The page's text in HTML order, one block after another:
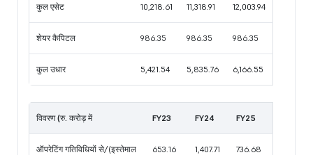
कुल एसेट 10,218.61 11,318.91 12,003.94
शेयर कैपिटल 986.35 986.35 986.35
कुल उधार 5,421.54 5,835.76 6,166.55
विवरण (रु. करोड़ में FY23 FY24 FY25
ऑपरेटिंग गतिविधियों से/(इस्तेमाल
653.16 1,407.71 736.68